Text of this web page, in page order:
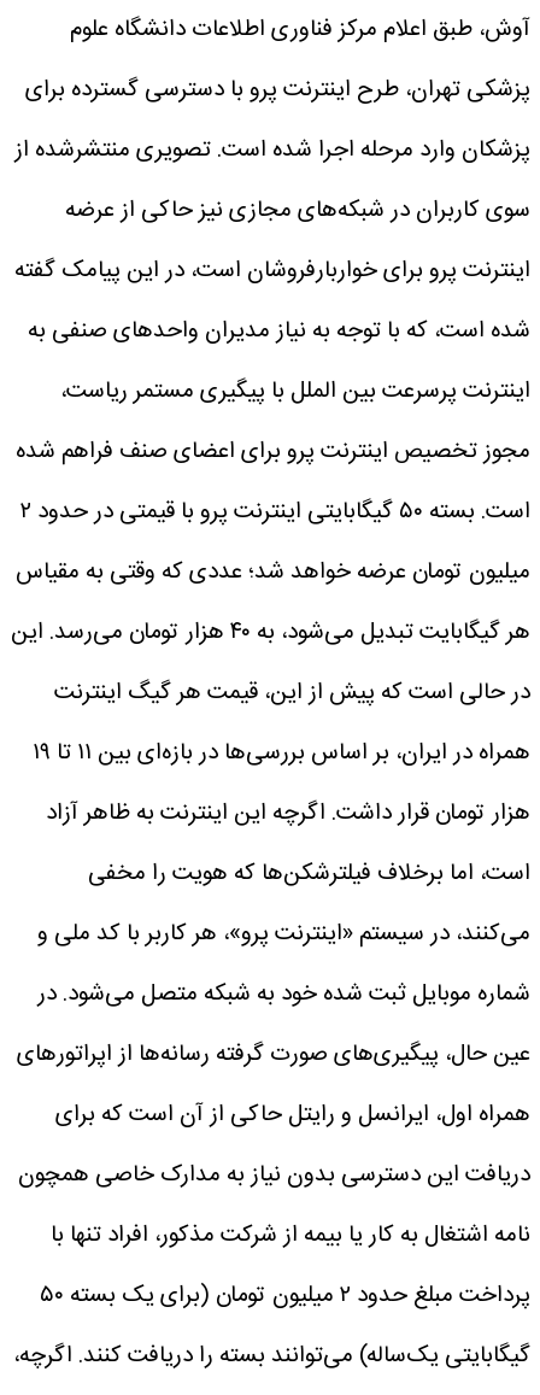
آوش، طبق اعلام مرکز فناوری اطلاعات دانشگاه علوم
پزشکی تهران، طرح اینترنت پرو با دسترسی گسترده برای
پزشکان وارد مرحله اجرا شده است.تصویری منتشرشده از
سوی کاربران در شبکه‌های مجازی نیز حاکی از عرضه
اینترنت پرو برای خواربارفروشان است، در این پیامک گفته
شده است، که با توجه به نیاز مدیران واحد‌های صنفی به
اینترنت پرسرعت بین الملل با پیگیری مستمر ریاست،
مجوز تخصیص اینترنت پرو برای اعضای صنف فراهم شده
است.
بسته ۵۰ گیگابایتی اینترنت پرو با قیمتی در حدود ۲
میلیون تومان عرضه خواهد شد؛ عددی که وقتی به مقیاس
هر گیگابایت تبدیل می‌شود، به ۴۰ هزار تومان می‌رسد. این
در حالی است که پیش از این، قیمت هر گیگ اینترنت
همراه در ایران، بر اساس بررسی‌ها در بازه‌ای بین ۱۱ تا ۱۹
هزار تومان قرار داشت. اگرچه این اینترنت به ظاهر آزاد
است، اما برخلاف فیلترشکن‌ها که هویت را مخفی
می‌کنند، در سیستم «اینترنت پرو»، هر کاربر با کد ملی و
شماره موبایل ثبت شده خود به شبکه متصل می‌شود. در
عین حال، پیگیری‌های صورت گرفته رسانه‌ها از اپراتور‌های
همراه اول، ایرانسل و رایتل حاکی از آن است که برای
دریافت این دسترسی بدون نیاز به مدارک خاصی همچون
نامه اشتغال به کار یا بیمه از شرکت مذکور، افراد تنها با
پرداخت مبلغ حدود ۲ میلیون تومان (برای یک بسته ۵۰
گیگابایتی یک‌ساله) می‌توانند بسته را دریافت کنند. اگرچه،